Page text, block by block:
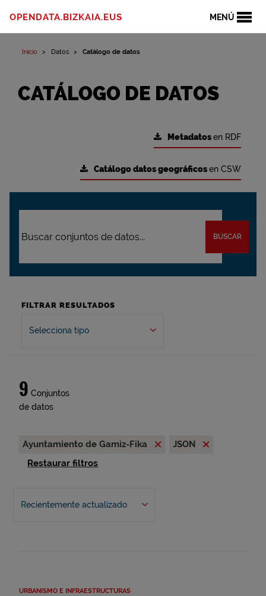
MENÚ
OPENDATA.BIZKAIA.EUS
Inicio Datos Catálogo de datos
CATÁLOGO DE DATOS
Metadatosen RDF
Catálogo datos geográficosen CSW
BUSCAR
FILTRAR RESULTADOS
Selecciona tipo
9 Conjuntos
de datos
Ayuntamiento de Gamiz-Fika
JSON
Restaurar filtros
Recientemente actualizado
URBANISMO E INFRAESTRUCTURAS